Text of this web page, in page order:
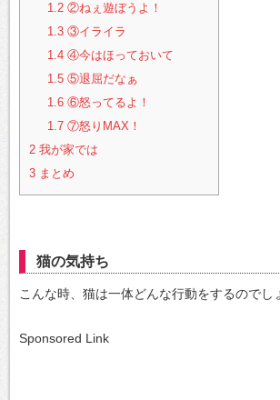
1.2②ねぇ遊ぼうよ！
1.3③イライラ
1.4④今はほっておいて
1.5⑤退屈だなぁ
1.6⑥怒ってるよ！
1.7⑦怒りMAX！
2 我が家では
3 まとめ
猫の気持ち
こんな時、猫は一体どんな行動をするのでし
Sponsored Link